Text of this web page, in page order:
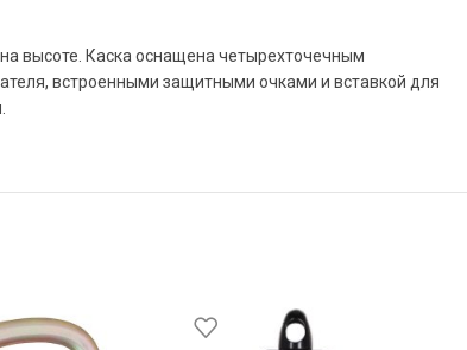
высоте. Каска оснащена четырехточечным
встроенными защитными очками и вставкой для